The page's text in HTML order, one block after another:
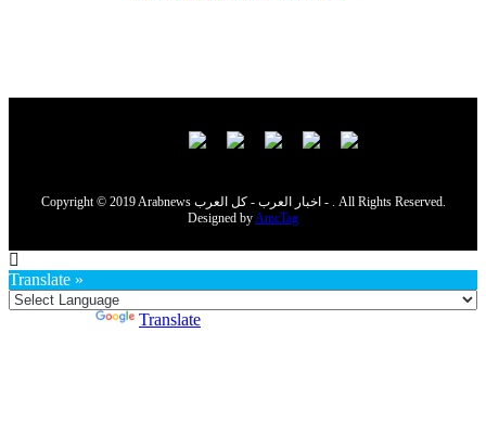
Copyright © 2019 Arabnews اخبار العرب - كل العرب - . All Rights Reserved.
Designed byAmcTag
Translate »
Translate